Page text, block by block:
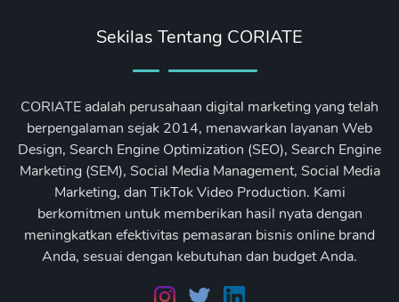
Sekilas Tentang CORIATE
CORIATE adalah perusahaan digital marketing yang telah
berpengalaman sejak 2014, menawarkan layanan Web
Design, Search Engine Optimization (SEO), Search Engine
Marketing (SEM), Social Media Management, Social Media
Marketing, dan TikTok Video Production. Kami
berkomitmen untuk memberikan hasil nyata dengan
meningkatkan efektivitas pemasaran bisnis online brand
Anda, sesuai dengan kebutuhan dan budget Anda.